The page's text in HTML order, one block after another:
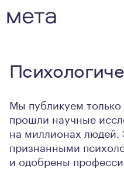
Мы публикуем
прошли научные
на миллионах людей.
признанными
и одобрены